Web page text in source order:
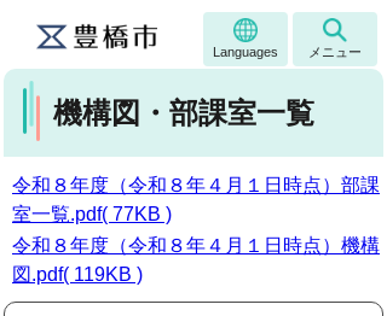
Languages メニュー
機構図・部課室一覧
令和８年度（令和８年４月１日時点）部課
室一覧.pdf( 77KB )
令和８年度（令和８年４月１日時点）機構
図.pdf( 119KB )